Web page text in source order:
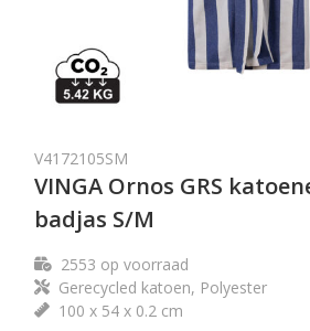
V4172105SM
VINGA Ornos GRS
badjas S/M
2553 op voorraad
Gerecycled katoen, Polyester
100 x 54 x 0.2 cm